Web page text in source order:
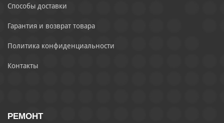
Способы доставки
Гарантия и возврат товара
Политика конфиденциальности
Контакты
РЕМОНТ